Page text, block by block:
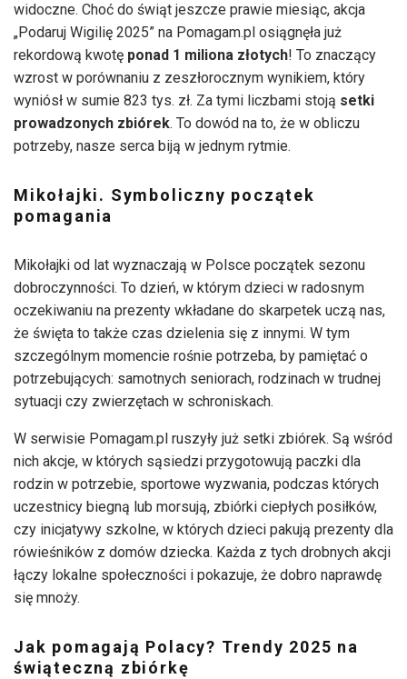
widoczne. Choć do świąt jeszcze prawie miesiąc, akcja
„Podaruj Wigilię 2025” na Pomagam.pl osiągnęła już
rekordową kwotę ponad 1 miliona złotych! To znaczący
wzrost w porównaniu z zeszłorocznym wynikiem, który
wyniósł w sumie 823 tys. zł. Za tymi liczbami stoją setki
prowadzonych zbiórek. To dowód na to, że w obliczu
potrzeby, nasze serca biją w jednym rytmie.
Mikołajki. Symboliczny początek
pomagania
Mikołajki od lat wyznaczają w Polsce początek sezonu
dobroczynności. To dzień, w którym dzieci w radosnym
oczekiwaniu na prezenty wkładane do skarpetek uczą nas,
że święta to także czas dzielenia się z innymi. W tym
szczególnym momencie rośnie potrzeba, by pamiętać o
potrzebujących: samotnych seniorach, rodzinach w trudnej
sytuacji czy zwierzętach w schroniskach.
W serwisie Pomagam.pl ruszyły już setki zbiórek. Są wśród
nich akcje, w których sąsiedzi przygotowują paczki dla
rodzin w potrzebie, sportowe wyzwania, podczas których
uczestnicy biegną lub morsują, zbiórki ciepłych posiłków,
czy inicjatywy szkolne, w których dzieci pakują prezenty dla
rówieśników z domów dziecka. Każda z tych drobnych akcji
łączy lokalne społeczności i pokazuje, że dobro naprawdę
się mnoży.
Jak pomagają Polacy? Trendy 2025 na
świąteczną zbiórkę